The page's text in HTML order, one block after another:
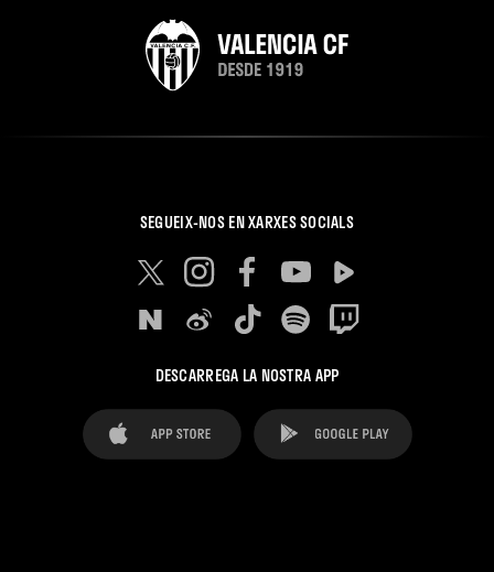
SEGUEIX-NOS EN XARXES SOCIALS
DESCARREGA LA NOSTRA APP